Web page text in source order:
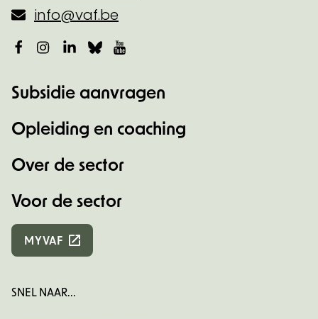
info@vaf.be
Facebook
Instagram
LinkedIn
Bluesky
Subsidie aanvragen
Opleiding en coaching
Over de sector
Voor de sector
MYVAF
SNEL NAAR...